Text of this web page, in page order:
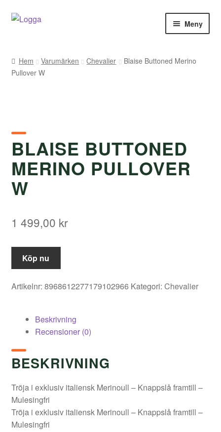
Hoppa
Hoppa
Meny
Kontakt
Varumärken
Väljare
Hem Varumärken Chevalier
Blaise Buttoned Merino
Pullover W
BLAISE BUTTONED
MERINO PULLOVER
W
1 499,00 kr
Köp nu
Artikelnr: 8968612277179102966 Kategori: Chevalier
Beskrivning
Recensioner (0)
BESKRIVNING
Tröja i exklusiv italiensk Merinoull – Knappslå framtill –
Mulesingfri
Tröja i exklusiv italiensk Merinoull – Knappslå framtill –
Mulesingfri